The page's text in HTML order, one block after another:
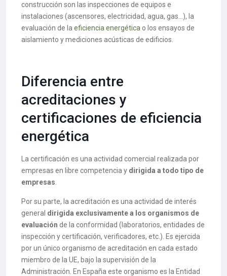
construcción son las inspecciones de equipos e
instalaciones (ascensores, electricidad, agua, gas…), la
evaluación de la eficiencia energética o los ensayos de
aislamiento y mediciones acústicas de edificios.
Diferencia entre
acreditaciones y
certificaciones de eficiencia
energética
La certificación es una actividad comercial realizada por
empresas en libre competencia y dirigida a todo tipo de
empresas
Por su parte, la acreditación es una actividad de interés
general dirigida exclusivamente a los organismos de
evaluación de la conformidad (laboratorios, entidades de
inspección y certificación, verificadores, etc.). Es ejercida
por un único organismo de acreditación en cada estado
miembro de la UE, bajo la supervisión de la
Administración. En España este organismo es la Entidad